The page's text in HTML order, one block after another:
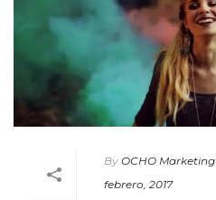
By OCHO Marketing
febrero, 2017